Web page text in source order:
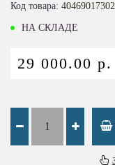
Код товара:
НА СКЛАДЕ
29 000.00 р.